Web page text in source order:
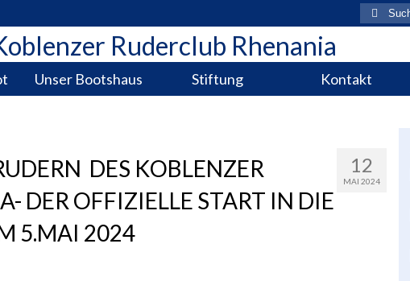
Suchen
nach:
Unser Bootshaus Stiftung Kontakt
12
MAI 2024
DES KOBLENZER
DER OFFIZIELLE START IN DIE
5.MAI 2024